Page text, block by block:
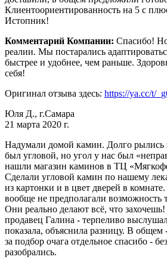
Клиентоориентированность на 5 с
Истопник!
Комментарий Компании: Спасибо!
реалии. Мы постарались
быстрее и удобнее, чем раньше.
себя!
Оригинал отзыва здесь: https://ya.cc/t/
Юля Д., г.Самара
21 марта 2020 г.
Надумали домой камин. Долго рылись
был угловой, но угол у нас был
нашли магазин каминов в ТЦ
Сделали угловой камин по нашему
из картонки и в цвет дверей в
вообще не предполагали возможность
Они реально делают всё, что
продавец Галина - терпеливо
показала, объяснила разницу. В общем
за подбор очага отдельное спасибо -
разобрались.